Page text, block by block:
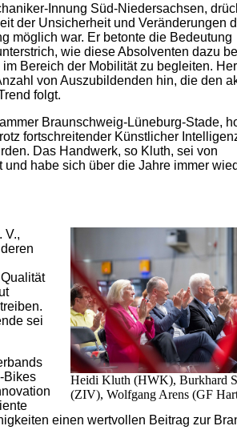
Innung Süd-Niedersachsen,
der Unsicherheit und Veränderungen
möglich war. Er betonte die Bedeutung
wie diese Absolventen dazu
Bereich der Mobilität zu begleiten.
von Auszubildenden hin, die den
folgt.
Braunschweig-Lüneburg-Stade,
fortschreitender Künstlicher
Das Handwerk, so Kluth, sei von
habe sich über die Jahre immer
Heidi Kluth (HWK), Burkhard
(ZIV), Wolfgang Arens (GF
V.,
sei
Bikes
einen wertvollen Beitrag zur